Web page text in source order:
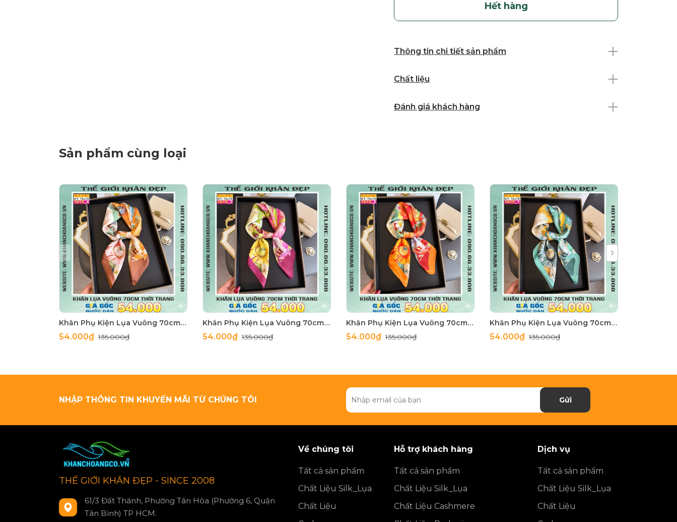
Hết hàng
Thông tin chi tiết sản phẩm
Chất liệu
Đánh giá khách hàng
Sản phẩm cùng loại
Khăn Phụ Kiện Lụa Vuông 70cm - Thế Giới Khăn Đẹp C1062_4
54.000₫135.000₫
Khăn Phụ Kiện Lụa Vuông 70cm - Thế Giới Khăn Đẹp C1062_3
54.000₫135.000₫
Khăn Phụ Kiện Lụa Vuông 70cm - Thế Giới Khăn Đẹp C1062_2
54.000₫135.000₫
Khăn Phụ Kiện Lụa Vuông 70cm - Thế Giới Khăn Đẹp C1062_1
54.000₫135.000₫
NHẬP THÔNG TIN KHUYẾN MÃI TỪ CHÚNG TÔI Gửi
THẾ GIỚI KHĂN ĐẸP - SINCE 2008
61/3 Đất Thánh, Phường Tân Hòa (Phường 6, Quận
Tân Bình) TP HCM.
Về chúng tôi
Tất cả sản phẩm
Chất Liệu Silk_Lụa
Chất Liệu
Hỗ trợ khách hàng
Tất cả sản phẩm
Chất Liệu Silk_Lụa
Chất Liệu Cashmere
Dịch vụ
Tất cả sản phẩm
Chất Liệu Silk_Lụa
Chất Liệu